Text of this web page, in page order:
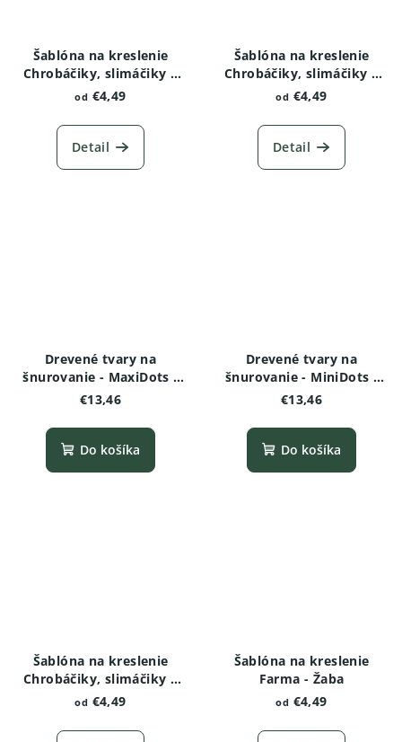
Šablóna na kreslenie
Chrobáčiky, slimáčiky a
červíky - Vážka
od €4,49
Detail
Šablóna na kreslenie
Chrobáčiky, slimáčiky a
červíky - Motýľ
od €4,49
Detail
Drevené tvary na
šnurovanie - MaxiDots -
Motýľ
€13,46
Do košíka
Drevené tvary na
šnurovanie - MiniDots -
Motýľ
€13,46
Do košíka
Šablóna na kreslenie
Chrobáčiky, slimáčiky a
červíky - Žižiavka
od €4,49
Šablóna na kreslenie
Farma - Žaba
od €4,49